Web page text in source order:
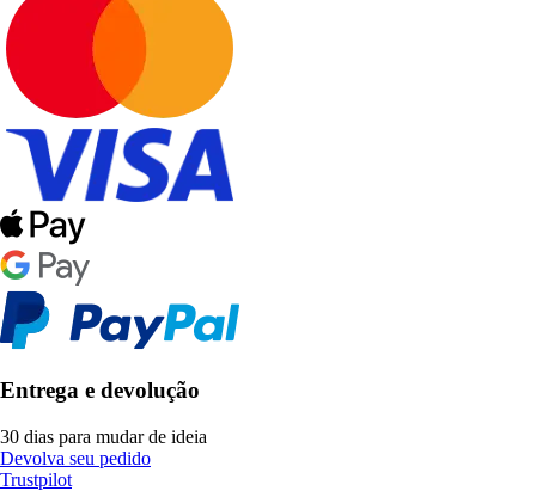
Entrega e devolução
30 dias para mudar de ideia
Devolva seu pedido
Trustpilot